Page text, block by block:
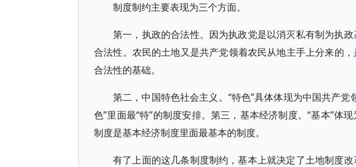
制度制约主要表现为三个方面。
第一，执政的合法性。因为执政党是以消灭私有制为执
合法性。农民的土地又是共产党领着农民从地主手上分来的
合法性的基础。
第二，中国特色社会主义。“特色”具体体现为中国共产
色”里面最“特”的制度安排。第三，基本经济制度。“基本”体
制度是基本经济制度里面最基本的制度。
有了上面的这几条制度制约，基本上就决定了土地制度